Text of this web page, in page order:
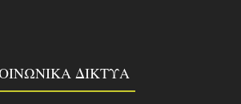
ΔΙΚΤΥΑ